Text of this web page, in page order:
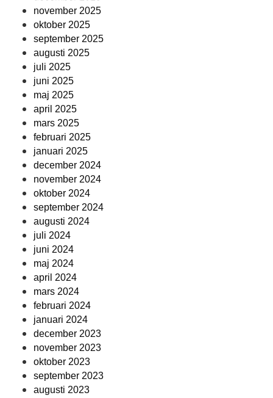
november 2025
oktober 2025
september 2025
augusti 2025
juli 2025
juni 2025
maj 2025
april 2025
mars 2025
februari 2025
januari 2025
december 2024
november 2024
oktober 2024
september 2024
augusti 2024
juli 2024
juni 2024
maj 2024
april 2024
mars 2024
februari 2024
januari 2024
december 2023
november 2023
oktober 2023
september 2023
augusti 2023